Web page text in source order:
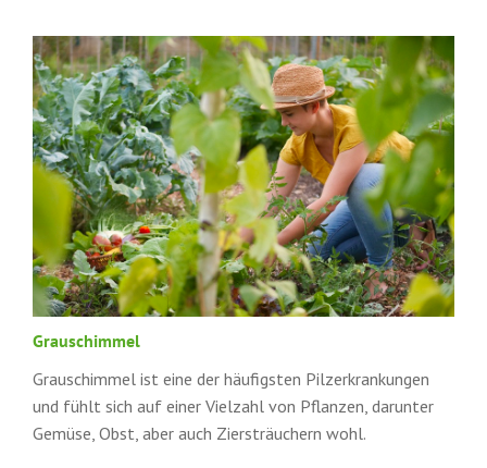
Grauschimmel
Grauschimmel ist eine der häufigsten Pilzerkrankungen
und fühlt sich auf einer Vielzahl von Pflanzen, darunter
Gemüse, Obst, aber auch Ziersträuchern wohl.